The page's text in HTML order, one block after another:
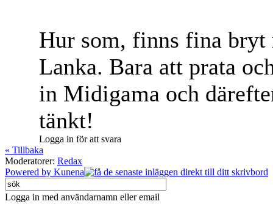
Hur som, finns fina bryt
Lanka. Bara att prata
in Midigama och
tänkt!
Logga in för att svara
« Tillbaka
Moderatorer: Redax
Powered by Kunena
Logga in med användarnamn eller email